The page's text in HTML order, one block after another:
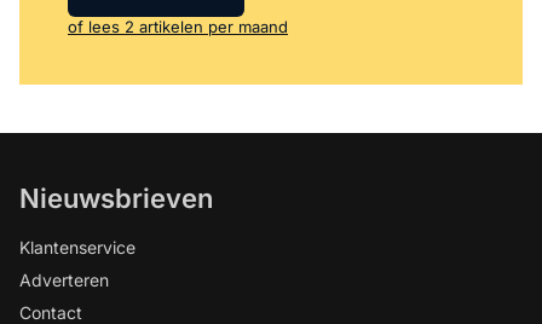
of lees 2 artikelen per maand
Nieuwsbrieven
Klantenservice
Adverteren
Contact